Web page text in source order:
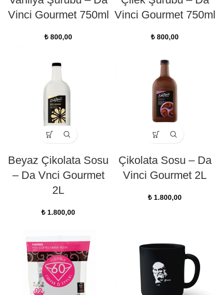
Vinci Gourmet 750ml
₺ 800,00
Vinci Gourmet 750ml
₺ 800,00
Beyaz Çikolata Sosu
– Da Vnci Gourmet
2L
₺ 1.800,00
Çikolata Sosu – Da
Vinci Gourmet 2L
₺ 1.800,00